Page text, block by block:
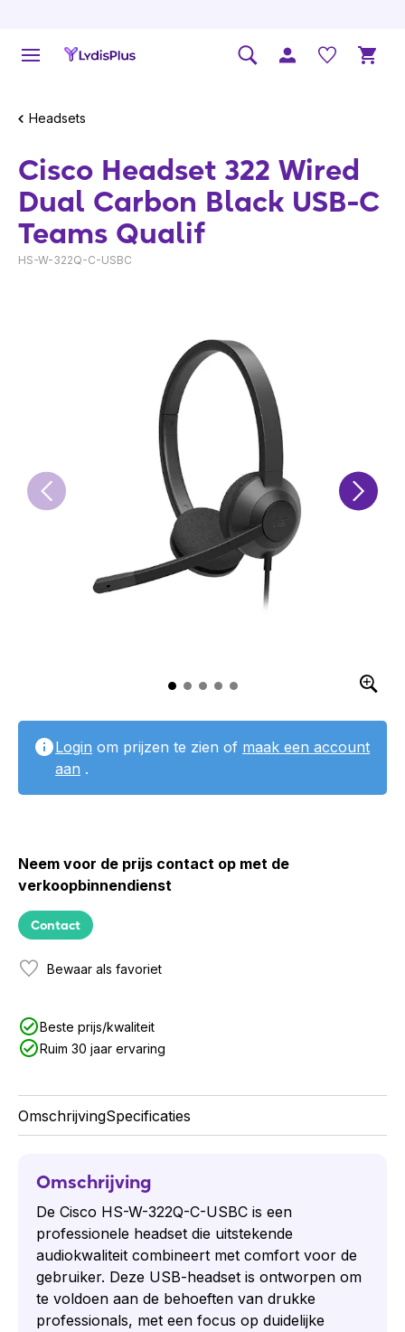
Headsets
Cisco Headset 322 Wired
Dual Carbon Black USB-C
Teams Qualif
HS-W-322Q-C-USBC
Login om prijzen te zien of maak een account
aan .
Neem voor de prijs contact op met de
verkoopbinnendienst
Contact
Bewaar als favoriet
Beste prijs/kwaliteit
Ruim 30 jaar ervaring
OmschrijvingSpecificaties
Omschrijving
De Cisco HS-W-322Q-C-USBC is een
professionele headset die uitstekende
audiokwaliteit combineert met comfort voor de
gebruiker. Deze USB-headset is ontworpen om
te voldoen aan de behoeften van drukke
professionals, met een focus op duidelijke